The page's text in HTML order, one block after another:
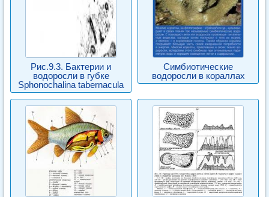
Рис.9.3. Бактерии и
водоросли в губке
Sphonochalina tabernacula
Симбиотические
водоросли в кораллах